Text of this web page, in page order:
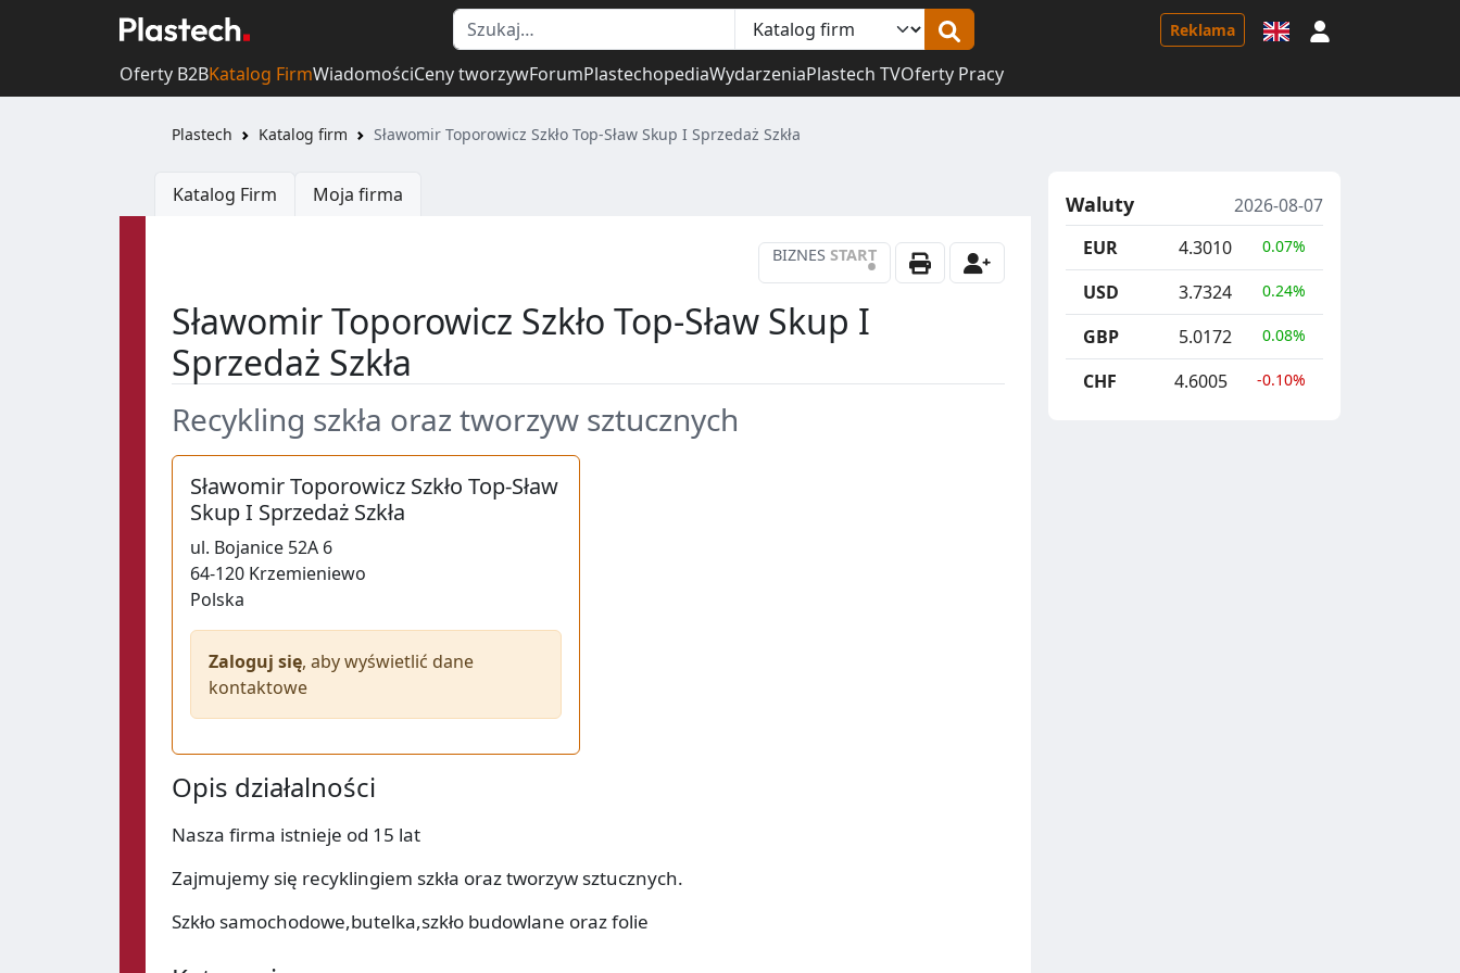
Reklama
Oferty B2BKatalog FirmWiadomościCeny tworzywForumPlastechopediaWydarzeniaPlastech TVOferty Pracy
Plastech Katalog firm Sławomir Toporowicz Szkło Top-Sław Skup I Sprzedaż Szkła
Katalog Firm Moja firma
BIZNES START
•
Sławomir Toporowicz Szkło Top-Sław Skup I
Sprzedaż Szkła
Recykling szkła oraz tworzyw sztucznych
Sławomir Toporowicz Szkło Top-Sław
Skup I Sprzedaż Szkła
ul. Bojanice 52A 6
64-120 Krzemieniewo
Polska
Zaloguj się, aby wyświetlić dane
kontaktowe
Opis działalności
Nasza firma istnieje od 15 lat
Zajmujemy się recyklingiem szkła oraz tworzyw sztucznych.
Szkło samochodowe,butelka,szkło budowlane oraz folie
Waluty
2026-08-07
EUR
4.3010 0.07%
USD 3.7324 0.24%
GBP 5.0172 0.08%
CHF 4.6005 -0.10%